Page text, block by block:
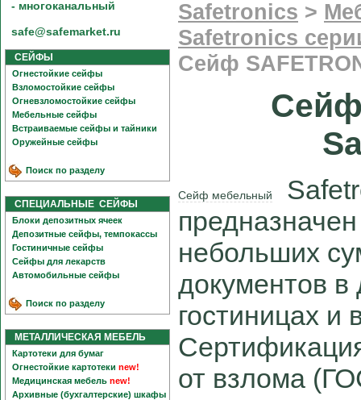
- многоканальный
safe@safemarket.ru
СЕЙФЫ
Огнестойкие сейфы
Взломостойкие сейфы
Огневзломостойкие сейфы
Мебельные сейфы
Встраиваемые сейфы и тайники
Оружейные сейфы
Поиск по разделу
СПЕЦИАЛЬНЫЕ СЕЙФЫ
Блоки депозитных ячеек
Депозитные сейфы, темпокассы
Гостиничные сейфы
Сейфы для лекарств
Автомобильные сейфы
Поиск по разделу
МЕТАЛЛИЧЕСКАЯ МЕБЕЛЬ
Картотеки для бумаг
Огнестойкие картотеки new!
Медицинская мебель new!
Архивные (бухгалтерские) шкафы
Safetronics >
Safetronics
Сейф
Сейф
Сейф мебельный
небольших
документов
гостиницах и
от взлома